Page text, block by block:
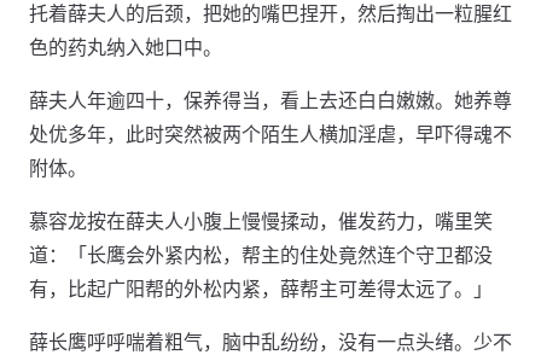
托着薛夫人的后颈，把她的嘴巴捏开，然后掏出一粒腥红
色的药丸纳入她口中。
薛夫人年逾四十，保养得当，看上去还白白嫩嫩。她养尊
处优多年，此时突然被两个陌生人横加淫虐，早吓得魂不
附体。
慕容龙按在薛夫人小腹上慢慢揉动，催发药力，嘴里笑
道：「长鹰会外紧内松，帮主的住处竟然连个守卫都没
有，比起广阳帮的外松内紧，薛帮主可差得太远了。」
薛长鹰呼呼喘着粗气，脑中乱纷纷，没有一点头绪。少不